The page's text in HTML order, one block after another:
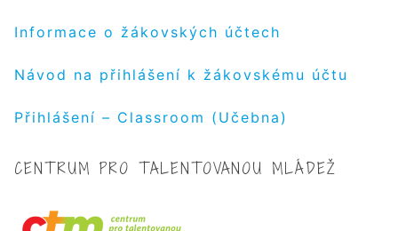
Informace o žákovských účtech
Návod na přihlášení k žákovskému účtu
Přihlášení – Classroom (Učebna)
CENTRUM PRO TALENTOVANOU MLÁDEŽ